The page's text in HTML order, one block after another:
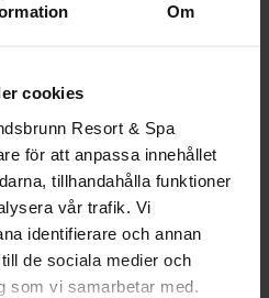
Om
cookies
Resort & Spa
för att anpassa innehållet
tillhandahålla funktioner
vår trafik. Vi
identifierare och annan
de sociala medier och
som vi samarbetar med.
Hantverksby i
användbara föremål, det
allt skapat med kärlek och
vidare genom lövskog
turen att se bävrar, eller
Både platser att vila
och lekvänliga ekar finns